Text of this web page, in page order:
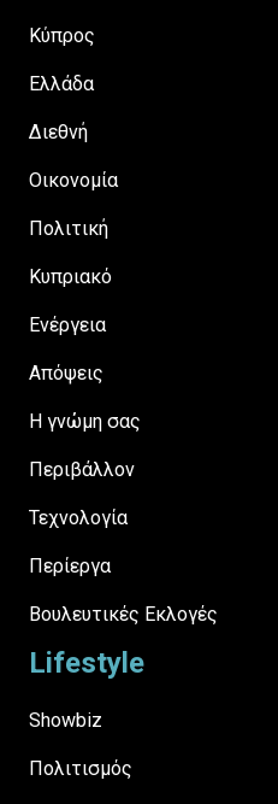
Κύπρος
Ελλάδα
Διεθνή
Οικονομία
Πολιτική
Κυπριακό
Ενέργεια
Απόψεις
H γνώμη σας
Περιβάλλον
Τεχνολογία
Περίεργα
Βουλευτικές Εκλογές
Lifestyle
Showbiz
Πολιτισμός